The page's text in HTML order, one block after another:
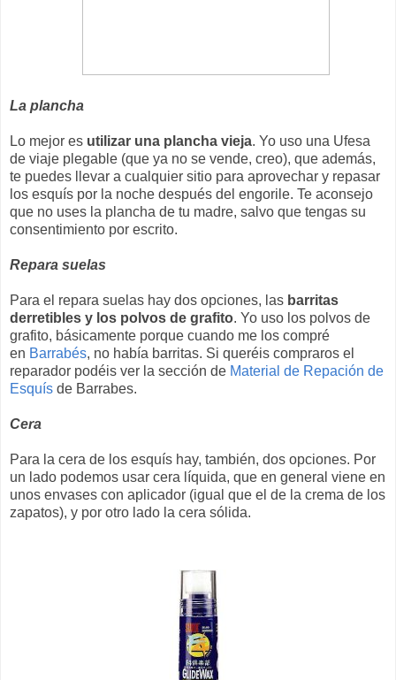
La plancha
Lo mejor es utilizar una plancha vieja. Yo uso una Ufesa
de viaje plegable (que ya no se vende, creo), que además,
te puedes llevar a cualquier sitio para aprovechar y repasar
los esquís por la noche después del engorile. Te aconsejo
que no uses la plancha de tu madre, salvo que tengas su
consentimiento por escrito.
Repara suelas
Para el repara suelas hay dos opciones, las barritas
derretibles y los polvos de grafito. Yo uso los polvos de
grafito, básicamente porque cuando me los compré
en Barrabés, no había barritas. Si queréis compraros el
reparador podéis ver la sección de Material de Repación de
Esquís de Barrabes.
Cera
Para la cera de los esquís hay, también, dos opciones. Por
un lado podemos usar cera líquida, que en general viene en
unos envases con aplicador (igual que el de la crema de los
zapatos), y por otro lado la cera sólida.